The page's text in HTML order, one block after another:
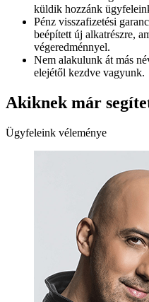
küldik hozzánk
Pénz visszafizetési
beépített új alkatrészre,
végeredménnyel.
Nem alakulunk át más
elejétől kezdve vagyunk.
Akiknek már
Ügyfeleink véleménye